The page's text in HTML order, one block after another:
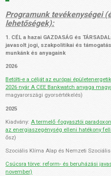
Programunk tevékenységei
lehetőségek):
1. CÉL a hazai GAZDASÁG és
javasolt jogi, szakpolitikai és
munkánk és anyagaink
2026
Betölti-e a célját az európai
2026 nyár A CEE Bankwatch anyaga
magyarországi gyorsértékelés)
2025
Kiadvány:A termelő -fogyasztói
az energiaszegénység elleni hatékony
ősz)
Szociális Klíma Alap és Nemzeti
Csúcsra törve: reform- és beruházási
november)